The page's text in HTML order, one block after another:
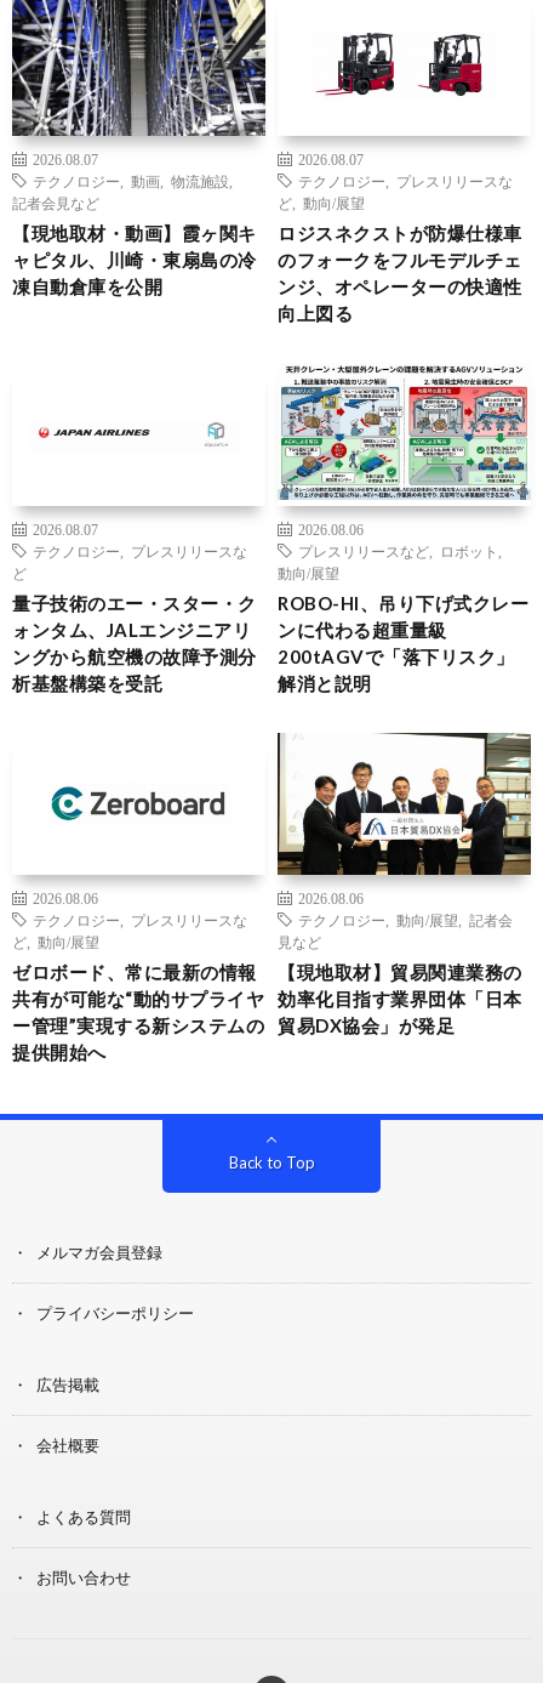
2026.08.07
テクノロジー
動画 物流施設
記者会見など
【現地取材・動画】霞ヶ関キ
ャピタル、川崎・東扇島の冷
凍自動倉庫を公開
2026.08.07
テクノロジー
プレスリリースな
ど
動向/展望
ロジスネクストが防爆仕様車
のフォークをフルモデルチェ
ンジ、オペレーターの快適性
向上図る
2026.08.07
テクノロジー
プレスリリースな
ど
量子技術のエー・スター・ク
ォンタム、JALエンジニアリ
ングから航空機の故障予測分
析基盤構築を受託
2026.08.06
プレスリリースなど
ロボット
動向/展望
ROBO-HI、吊り下げ式クレー
ンに代わる超重量級
200tAGVで「落下リスク」
解消と説明
2026.08.06
テクノロジー
プレスリリースな
ど
動向/展望
ゼロボード、常に最新の情報
共有が可能な“動的サプライヤ
ー管理”実現する新システムの
提供開始へ
2026.08.06
テクノロジー
動向/展望
記者会
見など
【現地取材】貿易関連業務の
効率化目指す業界団体「日本
貿易DX協会」が発足
Back to Top
メルマガ会員登録
プライバシーポリシー
広告掲載
会社概要
よくある質問
お問い合わせ